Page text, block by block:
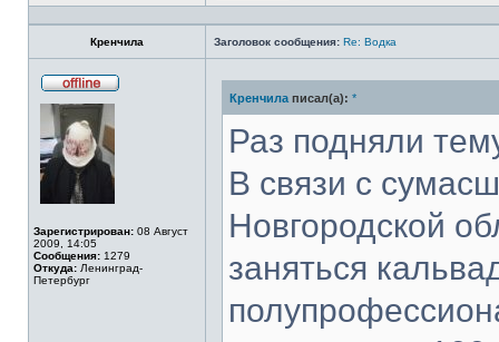
Профиль
Кренчила Заголовок сообщения: Re: Водка
Зарегистрирован: 08 Август
2009, 14:05
Сообщения: 1279
Откуда: Ленинград-
Петербург
Кренчила писал(а): *
Раз подняли
В связи с
Новгородской
заняться